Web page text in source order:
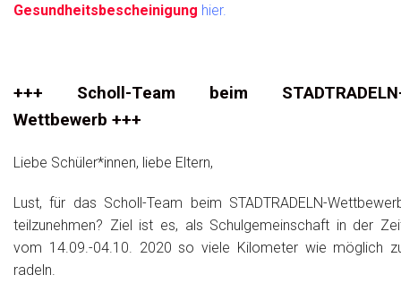
Gesundheitsbescheinigung hier.
+++ Scholl-Team beim
Wettbewerb +++
Liebe Schüler*innen, liebe Eltern,
Lust, für das Scholl-Team beim STADTRADELN-
teilzunehmen? Ziel ist es, als Schulgemeinschaft in der
vom 14.09.-04.10. 2020 so viele Kilometer wie möglich
radeln.